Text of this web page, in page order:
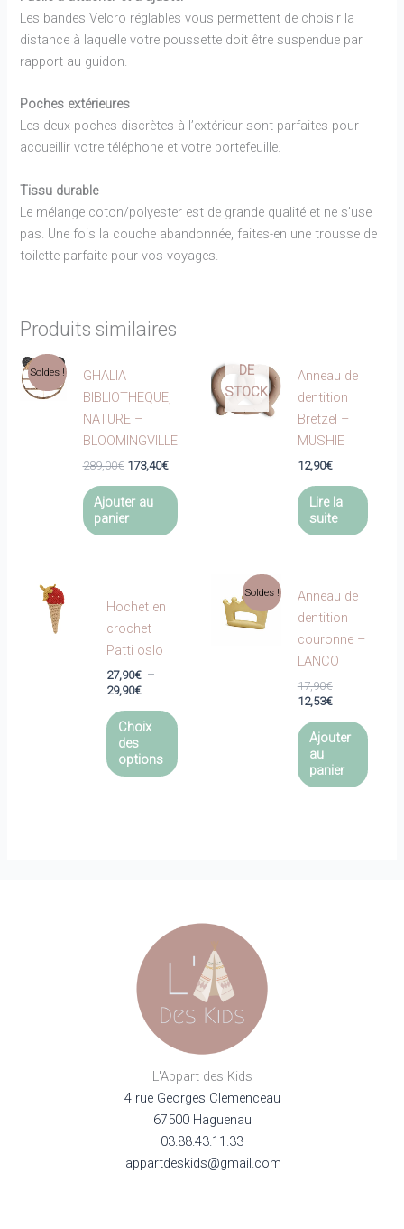
Les bandes Velcro réglables vous permettent de choisir la
distance à laquelle votre poussette doit être suspendue par
rapport au guidon.
Poches extérieures
Les deux poches discrètes à l’extérieur sont parfaites pour
accueillir votre téléphone et votre portefeuille.
Tissu durable
Le mélange coton/polyester est de grande qualité et ne s’use
pas. Une fois la couche abandonnée, faites-en une trousse de
toilette parfaite pour vos voyages.
Produits similaires
Soldes !
GHALIA
BIBLIOTHEQUE,
NATURE –
BLOOMINGVILLE
289,00€ Le
initial
était :
289,00€.
173,40€Le
actuel
173,40€.
Ajouter au
panier
DE
STOCK
Anneau de
dentition
Bretzel –
MUSHIE
12,90€
Lire la
suite
Hochet en
crochet –
Patti oslo
27,90€ –
29,90€Plage
prix :
27,90€
29,90€
Choix
des
options
a
sur
page
du
produit
Soldes !
Anneau de
dentition
couronne –
LANCO
17,90€Le
prix
était :
17,90€.
12,53€Le
actuel
est :
12,53€.
Ajouter
au
panier
L'Appart des Kids
4 rue Georges Clemenceau
67500 Haguenau
03.88.43.11.33
lappartdeskids@gmail.com